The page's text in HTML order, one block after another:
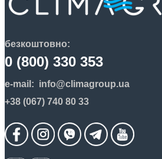
безкоштовно:
0 (800) 330 353
e-mail: info@climagroup.ua
+38 (067) 740 80 33